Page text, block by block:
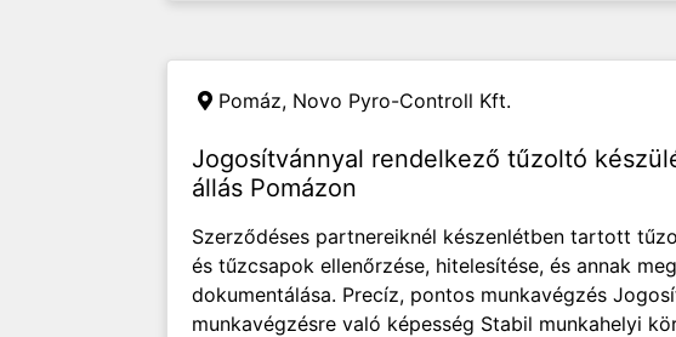
Pomáz, Novo Pyro-Controll Kft.
Jogosítvánnyal rendelkező tűzoltó
állás Pomázon
Szerződéses partnereiknél készenlétben tartott
és tűzcsapok ellenőrzése, hitelesítése, és annak
dokumentálása. Precíz, pontos munkavégzés
munkavégzésre való képesség Stabil munkahelyi